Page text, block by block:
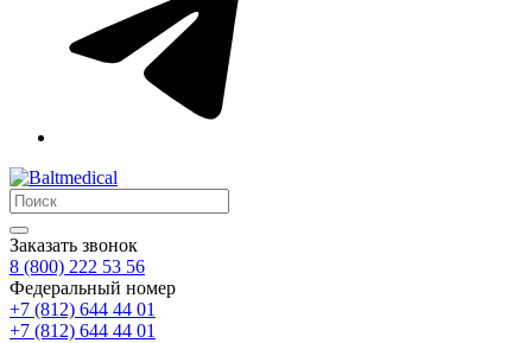
Заказать звонок
8 (800) 222 53 56
Федеральный номер
+7 (812) 644 44 01
+7 (812) 644 44 01